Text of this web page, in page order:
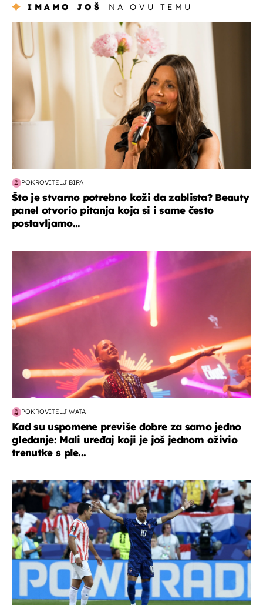
IMAMO JOŠ NA OVU TEMU
moda & ljepota
POKROVITELJ BIPA
Što je stvarno potrebno koži da zablista? Beauty
panel otvorio pitanja koja si i same često
postavljamo...
POKROVITELJ WATA
Kad su uspomene previše dobre za samo jedno
gledanje: Mali uređaj koji je još jednom oživio
trenutke s ple...
svjetsko prvenstvo 2026